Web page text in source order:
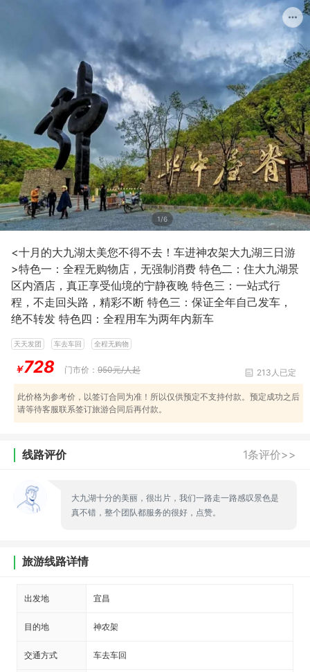
1/6
<十月的大九湖太美您不得不去！车进神农架大九湖三日游
>特色一：全程无购物店，无强制消费 特色二：住大九湖景
区内酒店，真正享受仙境的宁静夜晚 特色三：一站式行
程，不走回头路，精彩不断 特色三：保证全年自己发车，
绝不转发 特色四：全程用车为两年内新车
天天发团 车去车回 全程无购物
￥728 门市价： 950元/人起 213人已定
此价格为参考价，以签订合同为准！所以仅供预定不支持付款。预定成功之后
请等待客服联系签订旅游合同后再付款。
线路评价 1条评价>>
大九湖十分的美丽，很出片，我们一路走一路感叹景色是
真不错，整个团队都服务的很好，点赞。
旅游线路详情
出发地 宜昌
目的地 神农架
交通方式 车去车回